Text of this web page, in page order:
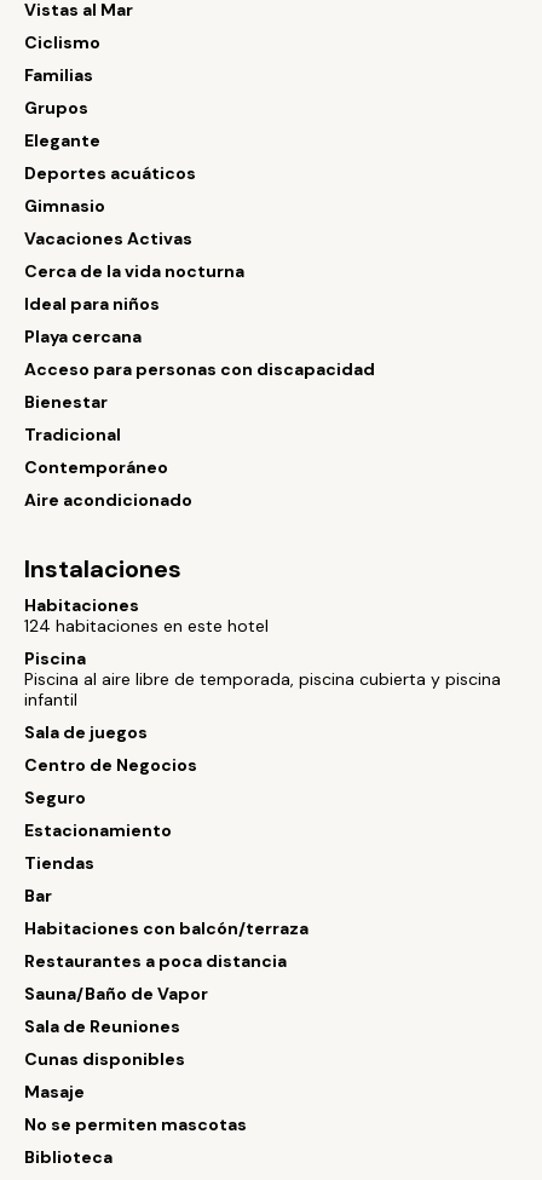
Vistas al Mar
Ciclismo
Familias
Grupos
Elegante
Deportes acuáticos
Gimnasio
Vacaciones Activas
Cerca de la vida nocturna
Ideal para niños
Playa cercana
Acceso para personas con discapacidad
Bienestar
Tradicional
Contemporáneo
Aire acondicionado
Instalaciones
Habitaciones
124 habitaciones en este hotel
Piscina
Piscina al aire libre de temporada, piscina cubierta y piscina
infantil
Sala de juegos
Centro de Negocios
Seguro
Estacionamiento
Tiendas
Bar
Habitaciones con balcón/terraza
Restaurantes a poca distancia
Sauna/Baño de Vapor
Sala de Reuniones
Cunas disponibles
Masaje
No se permiten mascotas
Biblioteca